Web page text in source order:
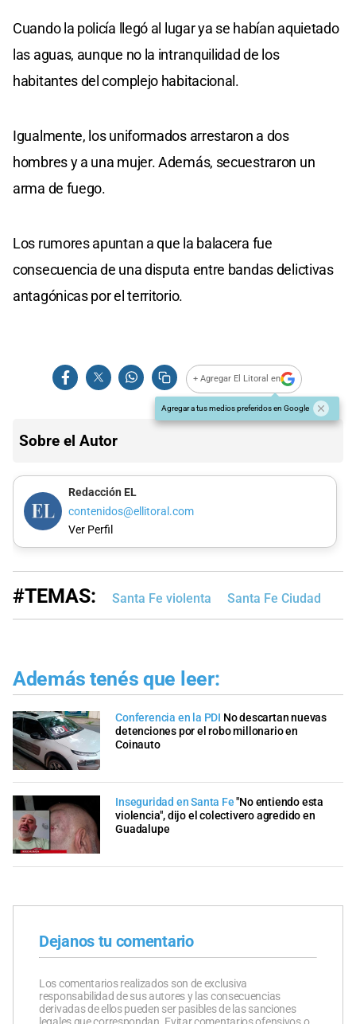
Cuando la policía llegó al lugar ya se habían aquietado
las aguas, aunque no la intranquilidad de los
habitantes del complejo habitacional.
Igualmente, los uniformados arrestaron a dos
hombres y a una mujer. Además, secuestraron un
arma de fuego.
Los rumores apuntan a que la balacera fue
consecuencia de una disputa entre bandas delictivas
antagónicas por el territorio.
+ Agregar El Litoral en
Agregar a tus medios preferidos en Google
Sobre el Autor
Redacción EL
contenidos@ellitoral.com
Ver Perfil
#TEMAS: Santa Fe violenta Santa Fe Ciudad
Además tenés que leer:
Conferencia en la PDI No descartan nuevas
detenciones por el robo millonario en
Coinauto
Inseguridad en Santa Fe "No entiendo esta
violencia", dijo el colectivero agredido en
Guadalupe
Dejanos tu comentario
Los comentarios realizados son de exclusiva
responsabilidad de sus autores y las consecuencias
derivadas de ellos pueden ser pasibles de las sanciones
legales que correspondan. Evitar comentarios ofensivos o